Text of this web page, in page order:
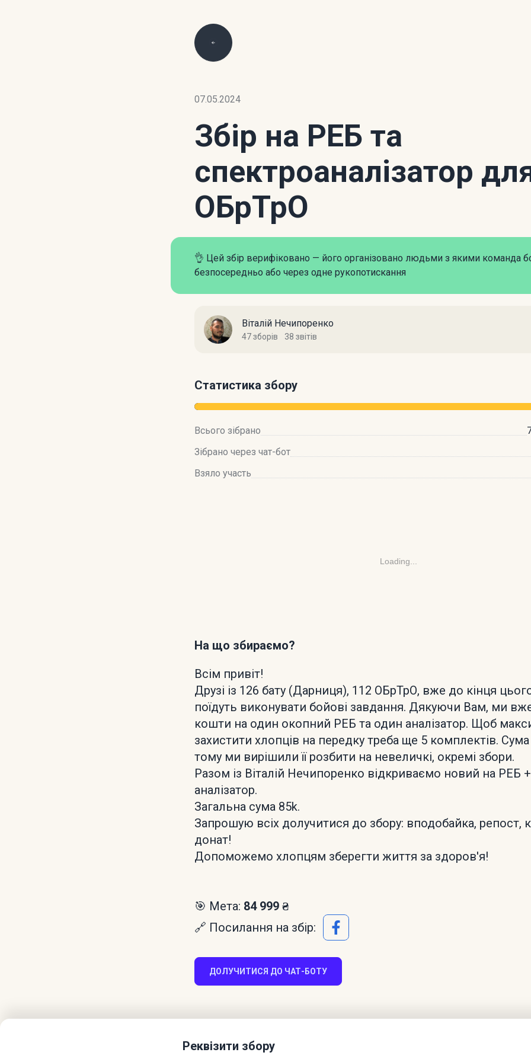
07.05.2024
Збір на РЕБ та
спектроаналізатор
ОБрТрО
👌 Цей збір верифіковано — його організовано людьми з якими команда
безпосередньо або через одне рукопотискання
Віталій Нечипоренко
47 зборів 38 звітів
Статистика збору
Всього зібрано
Зібрано через чат-бот
Взяло участь
Loading...
На що збираємо?
Всім привіт!
Друзі із 126 бату (Дарниця), 112 ОБрТрО, вже до кінця
поїдуть виконувати бойові завдання. Дякуючи Вам, ми
кошти на один окопний РЕБ та один аналізатор. Щоб
захистити хлопців на передку треба ще 5 комплектів.
тому ми вирішили її розбити на невеличкі, окремі збори.
Разом із Віталій Нечипоренко відкриваємо новий на РЕБ
аналізатор.
Загальна сума 85k.
Запрошую всіх долучитися до збору: вподобайка, репост,
донат!
Допоможемо хлопцям зберегти життя за здоров'я!
🎯 Мета: 84 999 ₴
🔗 Посилання на збір:
ДОЛУЧИТИСЯ ДО ЧАТ-БОТУ
Реквізити збору